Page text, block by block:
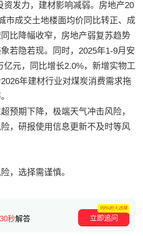
发力，建材影响减弱。房地产20
市成交土地楼面均价同比转正、成
比降幅收窄，房地产弱复苏趋势
若隐若现。同时，2025年1-9月安
亿元，同比增长2.0%，新增实物工
年建材行业对煤炭消费需求拖
期下降，极端天气冲击风险，
，研报使用信息更新不及时等风
，选择需谨慎。
30秒解答 立即追问
99%的人选择